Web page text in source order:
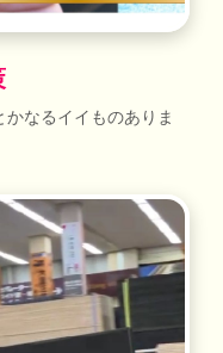
なるイイものありま